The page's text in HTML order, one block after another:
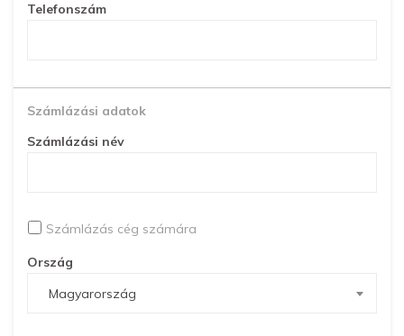
Telefonszám
Számlázási adatok
Számlázási név
Számlázás cég számára
Ország
Magyarország